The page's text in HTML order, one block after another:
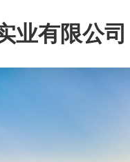
业有限公司